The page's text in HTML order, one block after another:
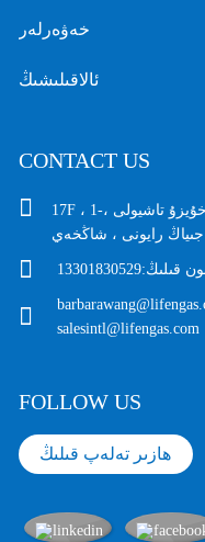
خەۋەرلەر
ئالاقىلىشىڭ
CONTACT US
17F ، 1-بىنا ، يەر شارى مۇنارى ، 1168 خۇيزۇ تاشيولى ،
جىياڭ رايونى ، شاڭخەي
قىلىڭ:13301830529
salesintl@lifengas.com
FOLLOW US
ھازىر تەلەپ قىلىڭ